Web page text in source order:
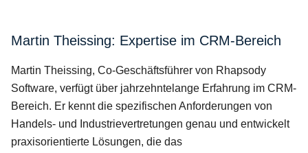
Martin Theissing: Expertise im CRM-Bereich
Martin Theissing, Co-Geschäftsführer von Rhapsody
Software, verfügt über jahrzehntelange Erfahrung im CRM-
Bereich. Er kennt die spezifischen Anforderungen von
Handels- und Industrievertretungen genau und entwickelt
praxisorientierte Lösungen, die das